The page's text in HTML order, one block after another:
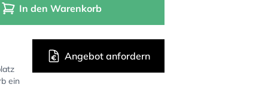
In den Warenkorb
ein
Angebot anfordern